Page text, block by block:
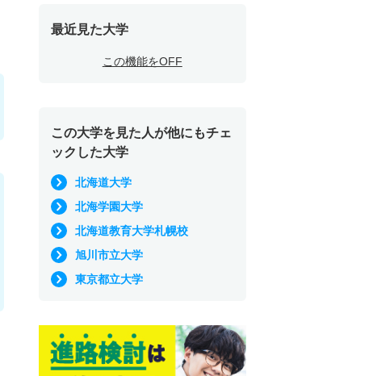
最近見た大学
この機能をOFF
この大学を見た人が他にもチェ
ックした大学
北海道大学
北海学園大学
北海道教育大学札幌校
旭川市立大学
東京都立大学